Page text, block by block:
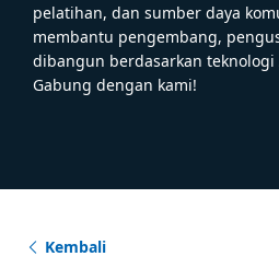
pelatihan, dan sumber daya
membantu pengembang,
dibangun berdasarkan teknologi
Gabung dengan kami!
Kembali